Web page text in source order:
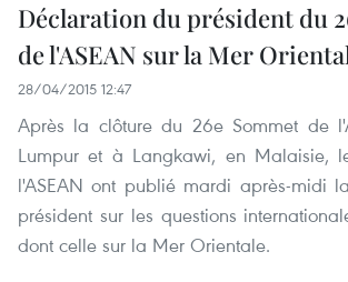
Déclaration du président du
de l'ASEAN sur la Mer
28/04/2015 12:47
Après la clôture du 26e Sommet de
Lumpur et à Langkawi, en Malaisie,
l'ASEAN ont publié mardi après-midi
président sur les questions
dont celle sur la Mer Orientale.